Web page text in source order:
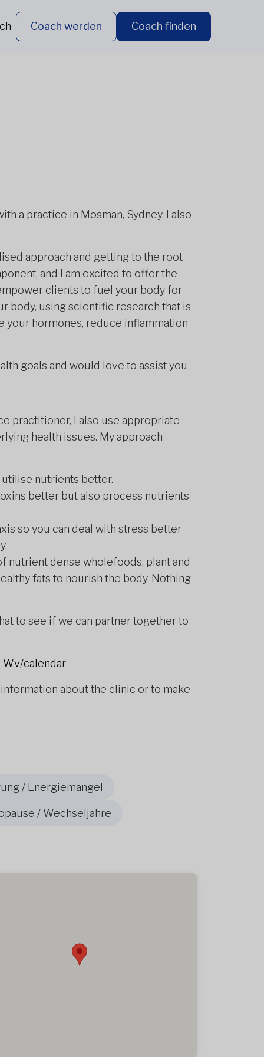
Coach werden Coach finden
a practice in Mosman, Sydney. I also
approach and getting to the root
and I am excited to offer the
clients to fuel your body for
body, using scientific research that is
your hormones, reduce inflammation
goals and would love to assist you
practitioner, I also use appropriate
health issues. My approach
utilise nutrients better.
better but also process nutrients
so you can deal with stress better
nutrient dense wholefoods, plant and
fats to nourish the body. Nothing
to see if we can partner together to
calendar
about the clinic or to make
/ Energiemangel
/ Wechseljahre